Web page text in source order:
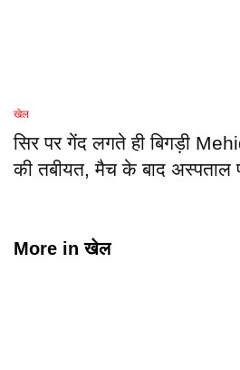
खेल
सिर पर गेंद लगते ही बिगड़ी
की तबीयत, मैच के बाद अस्पताल
More inखेल